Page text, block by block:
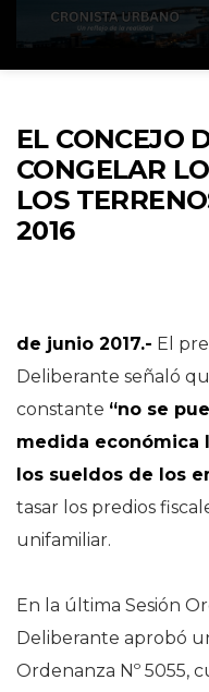
EL CONCEJO
CONGELAR
LOS
2016
de junio 2017.- El
Deliberante señaló
constante “no se
medida económica
los sueldos de los
tasar los predios
unifamiliar.
En la última Sesión
Deliberante aprobó
Ordenanza Nº 5055,